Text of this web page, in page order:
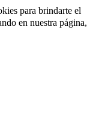
para brindarte el
en nuestra página,